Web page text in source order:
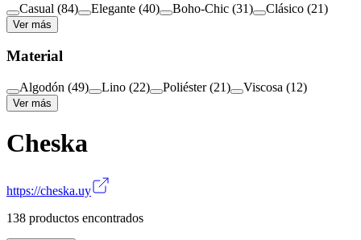
Casual (84) Elegante (40) Boho-Chic (31) Clásico (21)
Ver más
Material
Algodón (49) Lino (22) Poliéster (21) Viscosa (12)
Ver más
Cheska
https://cheska.uy
138 productos encontrados